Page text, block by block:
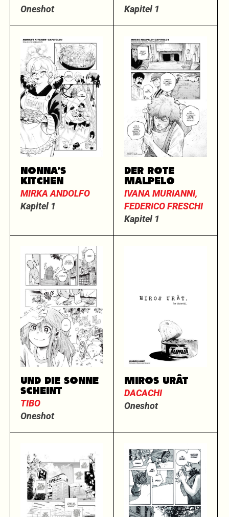
Oneshot
Kapitel 1
NONNA’S
KITCHEN
MIRKA ANDOLFO
Kapitel 1
DER ROTE
MALPELO
IVANA MURIANNI,
FEDERICO FRESCHI
Kapitel 1
UND DIE SONNE
SCHEINT
TIBO
Oneshot
MIROS URÂT
DACACHI
Oneshot